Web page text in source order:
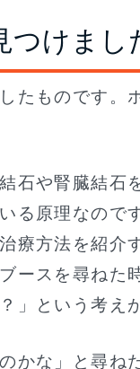
けまし
たものです。
石や腎臓結石
る原理なので
療方法を紹介
ースを尋ねた
」という考え
かな」と尋ね